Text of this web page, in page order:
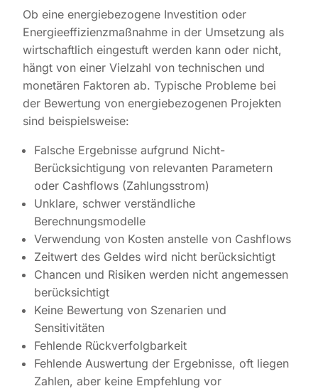
Ob eine energiebezogene Investition oder
Energieeffizienzmaßnahme in der Umsetzung als
wirtschaftlich eingestuft werden kann oder nicht,
hängt von einer Vielzahl von technischen und
monetären Faktoren ab. Typische Probleme bei
der Bewertung von energiebezogenen Projekten
sind beispielsweise:
Falsche Ergebnisse aufgrund Nicht-
Berücksichtigung von relevanten Parametern
oder Cashflows (Zahlungsstrom)
Unklare, schwer verständliche
Berechnungsmodelle
Verwendung von Kosten anstelle von Cashflows
Zeitwert des Geldes wird nicht berücksichtigt
Chancen und Risiken werden nicht angemessen
berücksichtigt
Keine Bewertung von Szenarien und
Sensitivitäten
Fehlende Rückverfolgbarkeit
Fehlende Auswertung der Ergebnisse, oft liegen
Zahlen, aber keine Empfehlung vor